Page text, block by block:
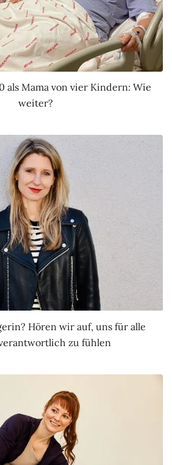
als Mama von vier Kindern: Wie
weiter?
Hören wir auf, uns für alle
zu fühlen